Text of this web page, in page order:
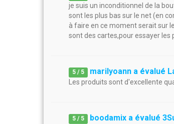
je suis un inconditionnel de la
sont les plus bas sur le net (en
à faire en ce moment serait sur
sont des cartes,pour essayer les
5 / 5 marilyoann a évalué
Les produits sont d'excellente
5 / 5 boodamix a évalué